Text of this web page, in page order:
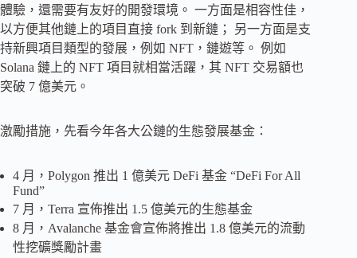
體驗，還需要有友好的開發環境。 一方面是相容性佳，
以方便其他鏈上的項目直接 fork 到新鏈； 另一方面是支
持新興項目類型的發展，例如 NFT，鏈遊等。 例如
Solana 鏈上的 NFT 項目就相當活躍，其 NFT 交易額也
突破 7 億美元。
激勵措施，先看今年各大公鏈的生態發展基金：
4 月，Polygon 推出 1 億美元 DeFi 基金 “DeFi For All
Fund”
7 月，Terra 宣佈推出 1.5 億美元的生態基金
8 月，Avalanche 基金會宣佈將推出 1.8 億美元的流動
性挖礦獎勵計畫